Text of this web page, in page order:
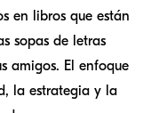
en libros que están
sopas de letras
amigos. El enfoque
la estrategia y la